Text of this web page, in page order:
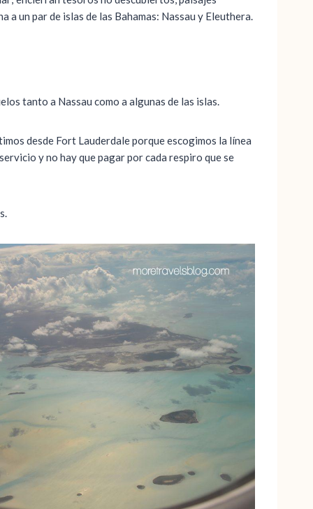
un par de islas de las Bahamas: Nassau y Eleuthera.
tanto a Nassau como a algunas de las islas.
desde Fort Lauderdale porque escogimos la línea
y no hay que pagar por cada respiro que se